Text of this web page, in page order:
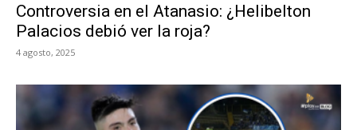
Controversia en el Atanasio: ¿Helibelton
Palacios debió ver la roja?
4 agosto, 2025